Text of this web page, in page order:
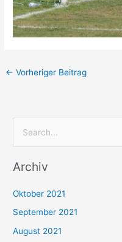
← Vorheriger Beitrag
c
n
n
Archiv
Oktober 2021
September 2021
August 2021